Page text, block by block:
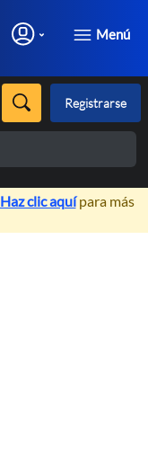
Menú
Registrarse
×
Haz clic aquípara más